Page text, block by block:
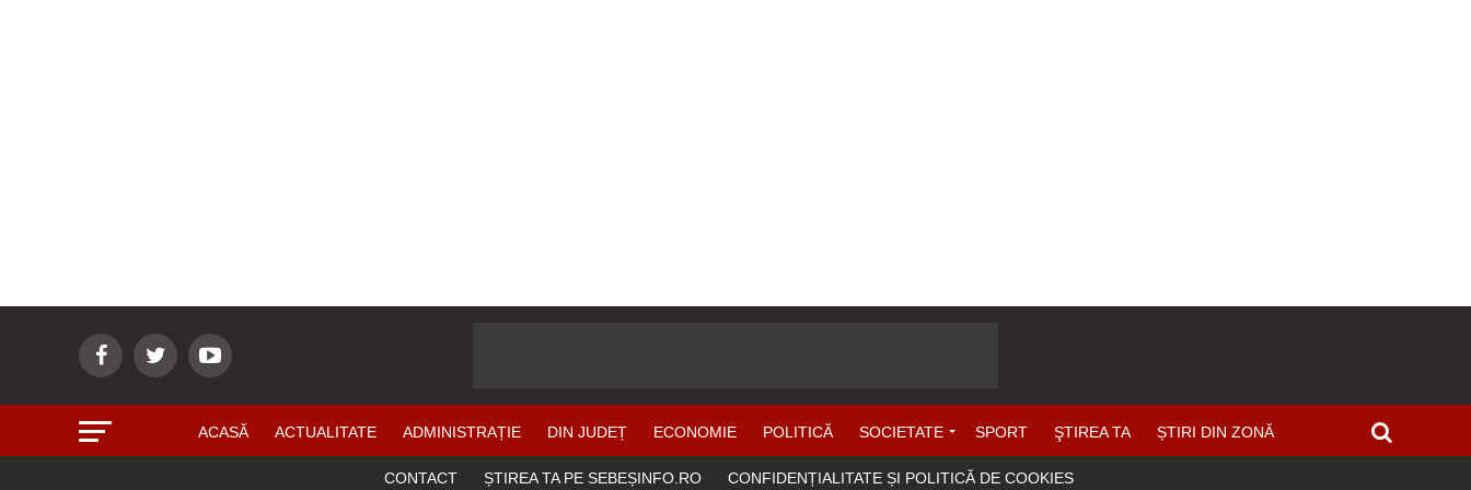
ACASĂ ACTUALITATE ADMINISTRAȚIE DIN JUDEȚ ECONOMIE POLITICĂ SOCIETATE SPORT ŞTIREA TA ȘTIRI DIN ZONĂ
CONTACT ȘTIREA TA PE SEBEȘINFO.RO CONFIDENȚIALITATE ȘI POLITICĂ DE COOKIES